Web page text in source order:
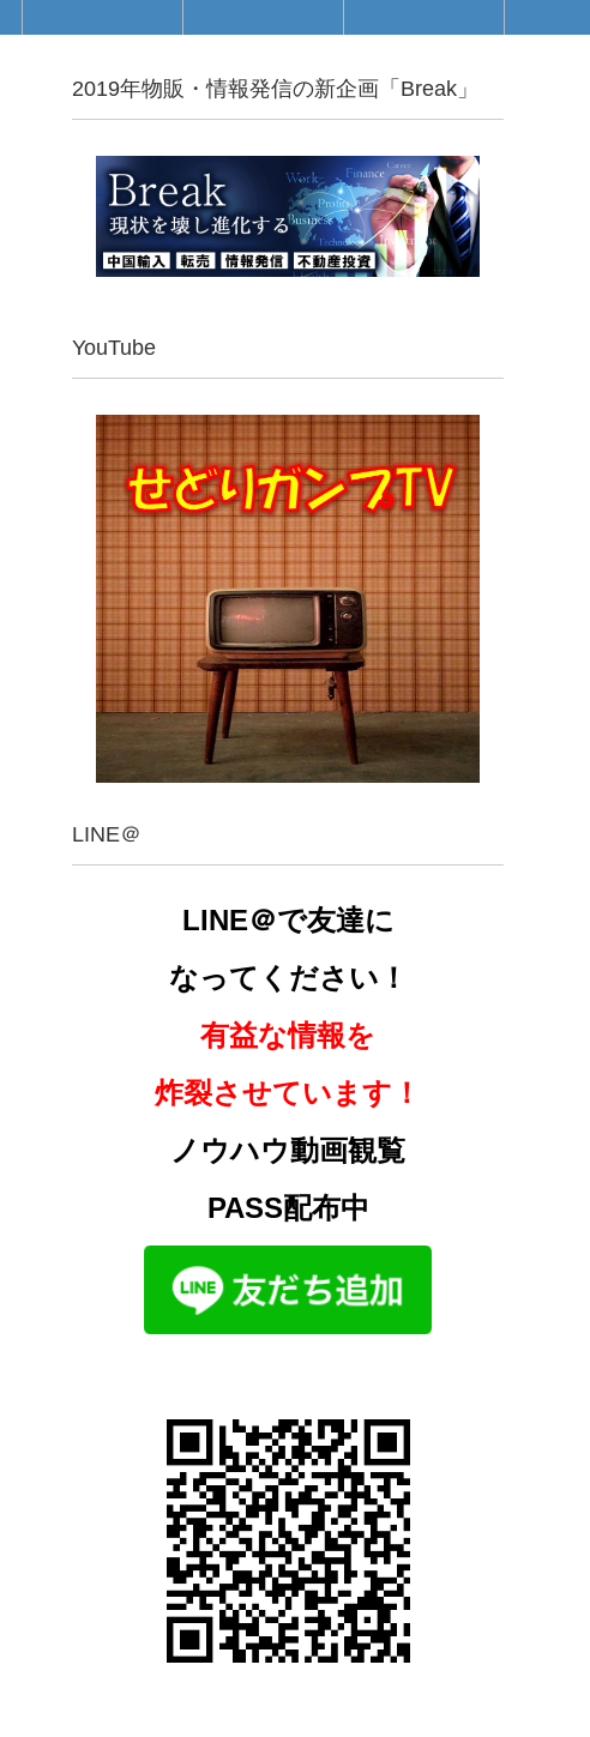
2019年物販・情報発信の新企画「Break」
YouTube
LINE＠
LINE＠で友達に
なってください！
有益な情報を
炸裂させています！
ノウハウ動画観覧
PASS配布中